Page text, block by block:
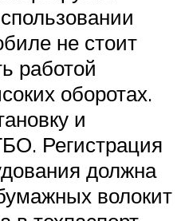
не стоит
работой
оборотах.
и
Регистрация
должна
волокит